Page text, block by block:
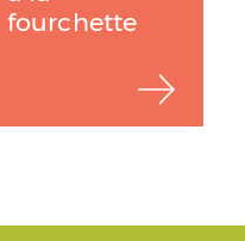
fourchette